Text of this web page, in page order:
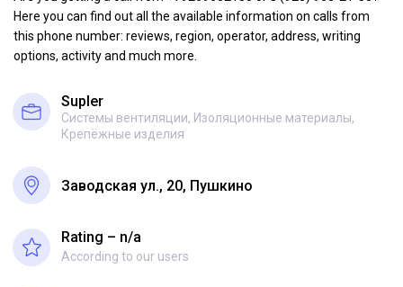
Here you can find out all the available information on calls from
this phone number: reviews, region, operator, address, writing
options, activity and much more.
Supler
Системы вентиляции, Изоляционные материалы,
Крепёжные изделия
Заводская ул., 20, Пушкино
Rating – n/a
According to our users